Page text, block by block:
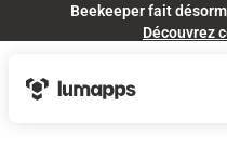
Beekeeper fait
Découvrez